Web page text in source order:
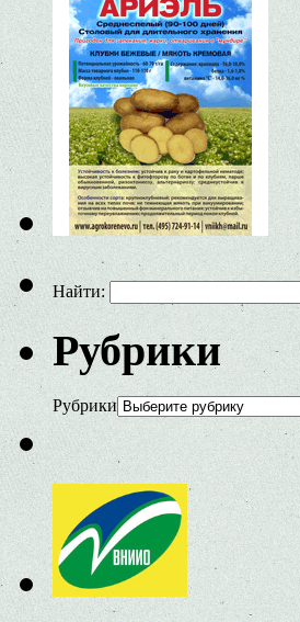
Найти:
Рубрики
Рубрики